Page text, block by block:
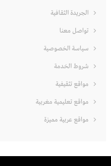
الجريدة الثقافية
تواصل معنا
سياسة الخصوصية
شروط الخدمة
مواقع تثقيفية
مواقع تعليمية مغربية
مواقع عربية مميزة